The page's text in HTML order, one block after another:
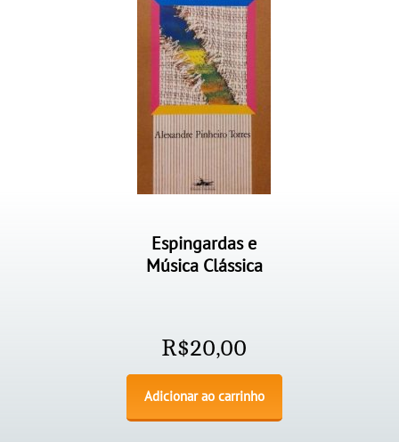
Espingardas e
Música Clássica
R$20,00
Adicionar ao carrinho